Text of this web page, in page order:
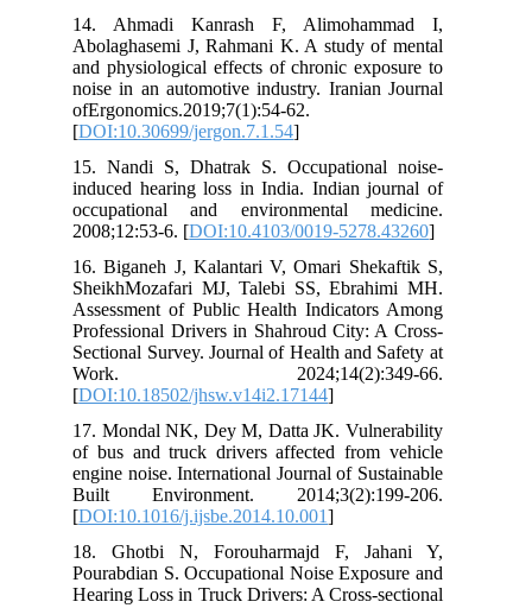
14. Ahmadi Kanrash F, Alimohammad I,
Abolaghasemi J, Rahmani K. A study of mental
and physiological effects of chronic exposure to
noise in an automotive industry. Iranian Journal
ofErgonomics.2019;7(1):54-62.
[DOI:10.30699/jergon.7.1.54
15. Nandi S, Dhatrak S. Occupational noise-
induced hearing loss in India. Indian journal of
occupational and environmental medicine.
2008;12:53-6. [DOI:10.4103/0019-5278.43260
16. Biganeh J, Kalantari V, Omari Shekaftik S,
SheikhMozafari MJ, Talebi SS, Ebrahimi MH.
Assessment of Public Health Indicators Among
Professional Drivers in Shahroud City: A Cross-
Sectional Survey. Journal of Health and Safety at
Work. 2024;14(2):349-66.
[DOI:10.18502/jhsw.v14i2.17144
17. Mondal NK, Dey M, Datta JK. Vulnerability
of bus and truck drivers affected from vehicle
engine noise. International Journal of Sustainable
Built Environment. 2014;3(2):199-206.
[DOI:10.1016/j.ijsbe.2014.10.001
18. Ghotbi N, Forouharmajd F, Jahani Y,
Pourabdian S. Occupational Noise Exposure and
Hearing Loss in Truck Drivers: A Cross-sectional